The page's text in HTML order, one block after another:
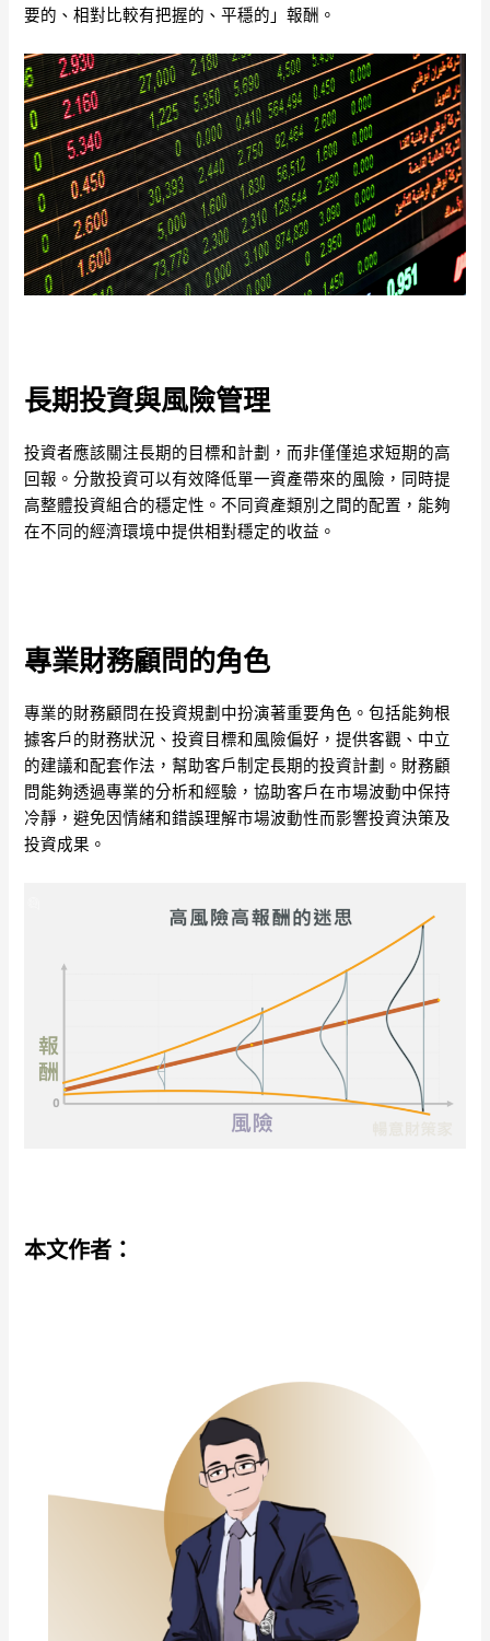
要的、相對比較有把握的、平穩的」報酬。
長期投資與風險管理
投資者應該關注長期的目標和計劃，而非僅僅追求短期的高
回報。分散投資可以有效降低單一資產帶來的風險，同時提
高整體投資組合的穩定性。不同資產類別之間的配置，能夠
在不同的經濟環境中提供相對穩定的收益。
專業財務顧問的角色
專業的財務顧問在投資規劃中扮演著重要角色。包括能夠根
據客戶的財務狀況、投資目標和風險偏好，提供客觀、中立
的建議和配套作法，幫助客戶制定長期的投資計劃。財務顧
問能夠透過專業的分析和經驗，協助客戶在市場波動中保持
冷靜，避免因情緒和錯誤理解市場波動性而影響投資決策及
投資成果。
本文作者：